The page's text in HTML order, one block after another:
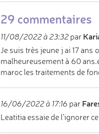
29 commentaires
11/08/2022 à 23:32par
Je suis très jeune j ai 17
malheureusement à 60
maroc les traitements de
16/06/2022 à 17:16 par
Leatitia essaie de l'ignorer